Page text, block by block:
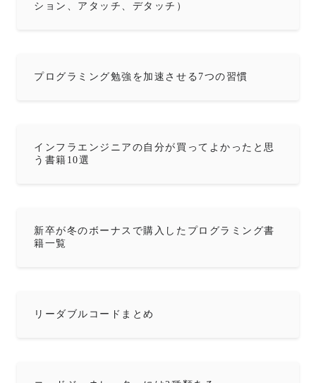
ション、アタッチ、デタッチ）
プログラミング勉強を加速させる7つの習慣
インフラエンジニアの自分が買ってよかったと思
う書籍10選
新卒が冬のボーナスで購入したプログラミング書
籍一覧
リーダブルコードまとめ